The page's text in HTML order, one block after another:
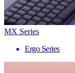
MX Series
Ergo Series